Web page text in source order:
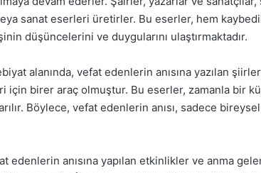
sanat eserleri üretirler. Bu eserler, hem
düşüncelerini ve duygularını ulaştırmaktadır.
alanında, vefat edenlerin anısına yazılan
için birer araç olmuştur. Bu eserler, zamanla bir
Böylece, vefat edenlerin anısı, sadece
edenlerin anısına yapılan etkinlikler ve anma